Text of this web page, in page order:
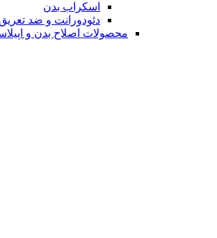
اسکراب بدن
دئودورانت و ضد تعریق
محصولات اصلاح بدن و